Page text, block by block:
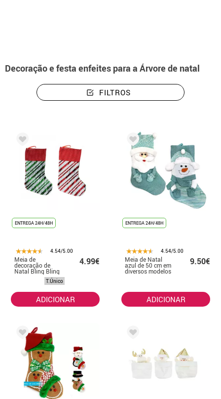
Decoração e festa enfeites para a Árvore de natal
FILTROS
ENTREGA 24H/48H
4.54/5.00
Meia de
decoração de
Natal Bling Bling
em cores sortidas
4.99€
T.Único
ADICIONAR
ENTREGA 24H/48H
4.54/5.00
Meia de Natal
azul de 50 cm em
diversos modelos
9.50€
ADICIONAR